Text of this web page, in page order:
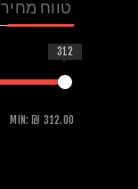
טווח מחיר
MIN: ₪ 312.00
312